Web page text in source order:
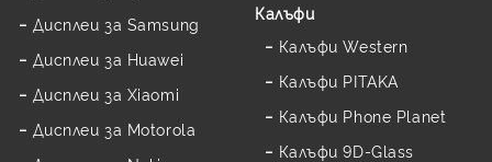
Дисплеи за Samsung
Дисплеи за Huawei
Дисплеи за Xiaomi
Дисплеи за Motorola
Калъфи
Калъфи Western
Калъфи PITAKA
Калъфи Phone Planet
Калъфи 9D-Glass